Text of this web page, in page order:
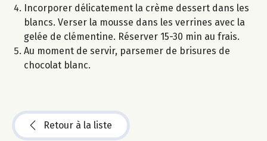
Incorporer délicatement la crème dessert dans les
blancs. Verser la mousse dans les verrines avec la
gelée de clémentine. Réserver 15-30 min au frais.
Au moment de servir, parsemer de brisures de
chocolat blanc.
Retour à la liste